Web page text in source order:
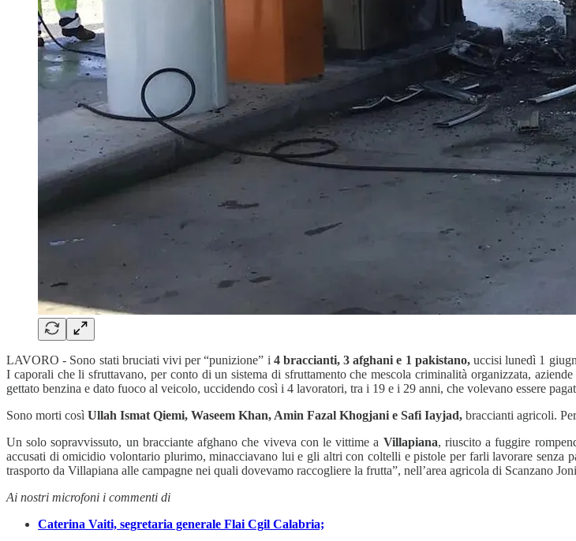
LAVORO - Sono stati bruciati vivi per “punizione” i 4 braccianti, 3 afghani e 1 pakistano,uccisi lunedì 1
I caporali che li sfruttavano, per conto di un sistema di sfruttamento che mescola criminalità organizzata,
gettato benzina e dato fuoco al veicolo, uccidendo così i 4 lavoratori, tra i 19 e i 29 anni, che volevano essere
Sono morti così Ullah Ismat Qiemi, Waseem Khan, Amin Fazal Khogjani e Safi Iayjad, braccianti agricoli.
Un solo sopravvissuto, un bracciante afghano che viveva con le vittime a Villapiana, riuscito a fuggire
accusati di omicidio volontario plurimo, minacciavano lui e gli altri con coltelli e pistole per farli lavorare senza
trasporto da Villapiana alle campagne nei quali dovevamo raccogliere la frutta”, nell’area agricola di Scanzano
Ai nostri microfoni i commenti di
Caterina Vaiti, segretaria generale Flai Cgil Calabria;